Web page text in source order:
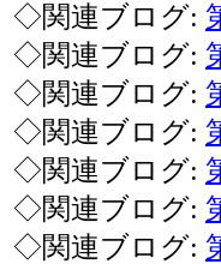
◇関連ブログ:
◇関連ブログ:
◇関連ブログ:
◇関連ブログ:
◇関連ブログ:
◇関連ブログ:
◇関連ブログ: